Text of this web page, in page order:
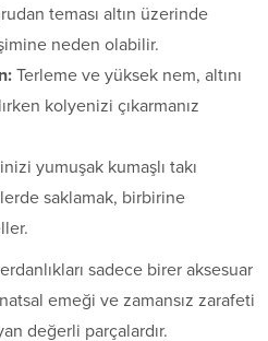
teması altın üzerinde
neden olabilir.
Terleme ve yüksek nem, altını
kolyenizi çıkarmanız
yumuşak kumaşlı takı
saklamak, birbirine
sadece birer aksesuar
emeği ve zamansız zarafeti
değerli parçalardır.